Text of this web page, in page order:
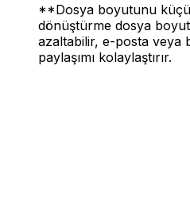
**Dosya boyutunu
dönüştürme dosya
azaltabilir, e-posta veya
paylaşımı kolaylaştırır.